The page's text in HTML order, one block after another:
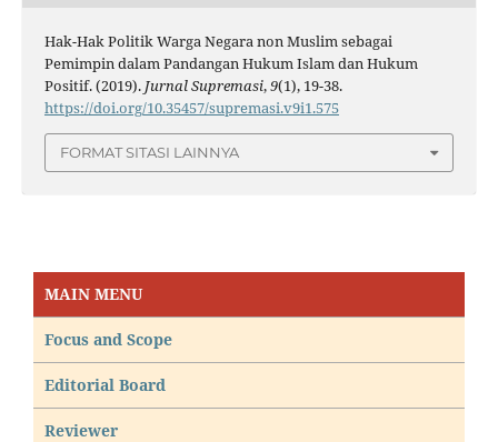
Hak-Hak Politik Warga Negara non Muslim sebagai
Pemimpin dalam Pandangan Hukum Islam dan Hukum
Positif. (2019). Jurnal Supremasi,9(1), 19-38.
https://doi.org/10.35457/supremasi.v9i1.575
FORMAT SITASI LAINNYA
MAIN MENU
Focus and Scope
Editorial Board
Reviewer